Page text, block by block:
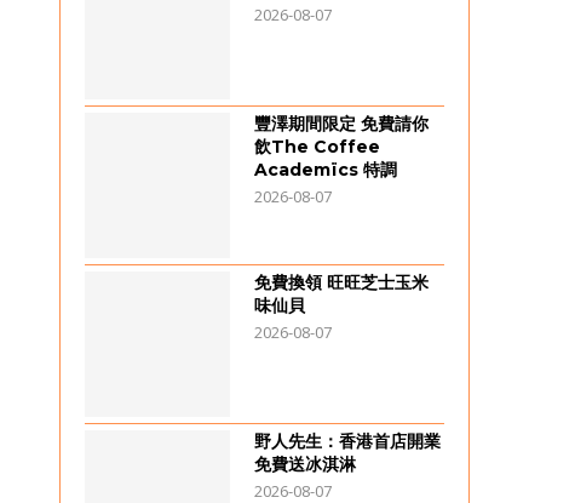
2026-08-07
豐澤期間限定 免費請你
飲The Coffee
Academïcs 特調
2026-08-07
免費換領 旺旺芝士玉米
味仙貝
2026-08-07
野人先生：香港首店開業
免費送冰淇淋
2026-08-07